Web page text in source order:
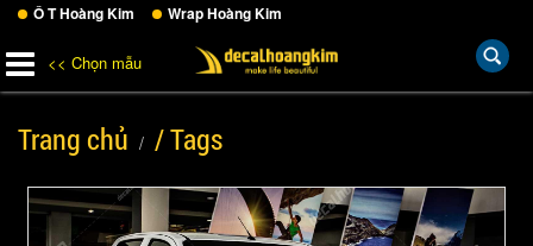
Ô T Hoàng Kim Wrap Hoàng Kim
<< Chọn mẫu
Trang chủ / Tags